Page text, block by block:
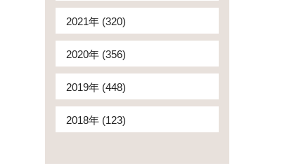
2021年 (320)
2020年 (356)
2019年 (448)
2018年 (123)